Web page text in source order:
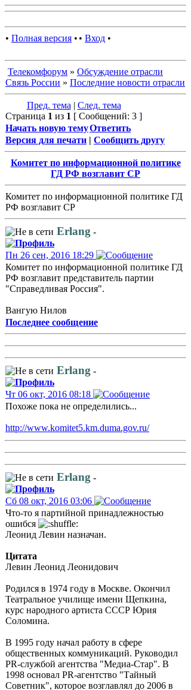
• Полная версия • • Вход •
Телекомфорум » Обсуждение отрасли
Связь России » Последние новости отрасли
Пред. тема | След. тема
Страница 1 из 1 [ Сообщений: 3 ]
Начать новую темуОтветить
Версия для печати | Сообщить другу
Комитет по информационной политике
ГД РФ возглавит СР
Комитет по информационной политике ГД
РФ возглавит СР
Erlang -
Пн 26 сен, 2016 18:29
Комитет по информационной политике ГД
РФ возглавит представитель партии
"Справедливая Россия".
Вангую Нилов
Последнее сообщение
Erlang -
Чт 06 окт, 2016 08:18
Похоже пока не определились...
http://www.komitet5.km.duma.gov.ru/
Erlang -
Сб 08 окт, 2016 03:06
Что-то я партийной принадлежностью
ошибся
Леонид Левин назначан.
Цитата
Левин Леонид Леонидович
Родился в 1974 году в Москве. Окончил
Театральное училище имени Щепкина,
курс народного артиста СССР Юрия
Соломина.
В 1995 году начал работу в сфере
общественных коммуникаций. Руководил
РR-службой агентства "Медиа-Стар". В
1998 основал PR-агентство "Тайный
Советник", которое возглавлял до 2006 в